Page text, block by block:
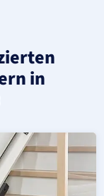
in
(Elster)
gerade
in Linda (Elster)